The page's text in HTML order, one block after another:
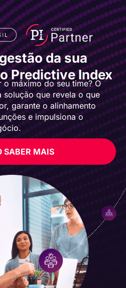
da sua
Predictive Index
máximo do seu time? O
solução que revela o que
garante o alinhamento
e impulsiona o
SABER MAIS